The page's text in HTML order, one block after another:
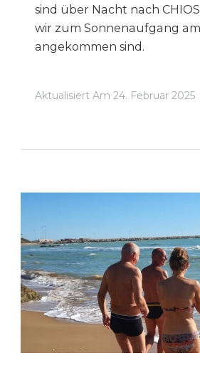
sind über Nacht nach
wir zum Sonnenaufgang am
angekommen sind.
Aktualisiert Am 24. Februar 2025